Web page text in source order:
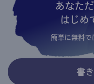
あなた
はじめ
簡単に無料で
書